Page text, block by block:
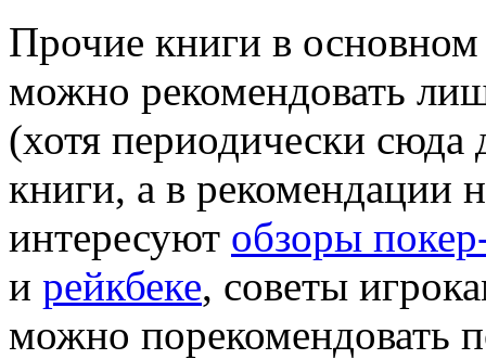
Прочие книги в
можно рекомендовать
(хотя периодически
книги, а в рекомендации
интересуют обзоры
и рейкбеке, советы
можно порекомендовать